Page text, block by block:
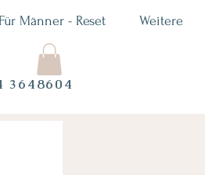
Für Männer - Reset Weitere
3648604